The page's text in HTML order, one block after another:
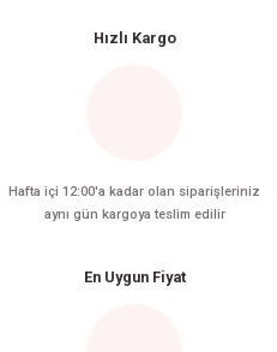
Hızlı Kargo
Hafta içi 12:00'a kadar olan siparişleriniz
aynı gün kargoya teslim edilir
En Uygun Fiyat